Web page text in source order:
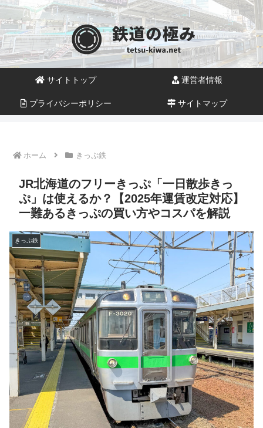
サイトトップ 運営者情報
プライバシーポリシー サイトマップ
ホーム きっぷ鉄
JR北海道のフリーきっぷ「一日散歩きっ
ぷ」は使えるか？【2025年運賃改定対応】
一難あるきっぷの買い方やコスパを解説
きっぷ鉄